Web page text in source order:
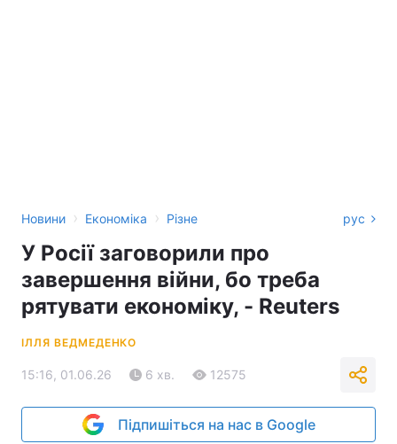
Новини › Економіка › Різне рус
У Росії заговорили про
завершення війни, бо треба
рятувати економіку, - Reuters
ІЛЛЯ ВЕДМЕДЕНКО
15:16, 01.06.26 6 хв. 12575
Підпишіться на нас в Google